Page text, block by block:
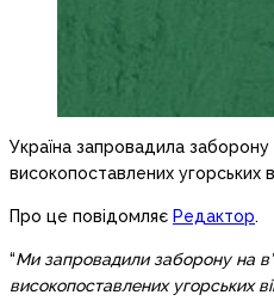
Україна запровадила заборону
високопоставлених угорських
Про це повідомляє Редактор.
“Ми запровадили заборону на
високопоставлених угорських